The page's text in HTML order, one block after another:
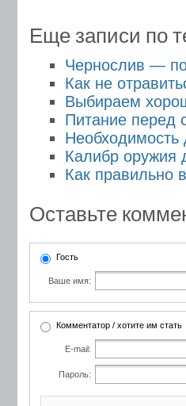
Еще записи по
Чернослив —
Как не
Выбираем
Питание перед
Необходимость
Калибр оружия
Как правильно
Оставьте
Гость
Ваше имя:
Комментатор / хотите им стать
E-mail:
Пароль: